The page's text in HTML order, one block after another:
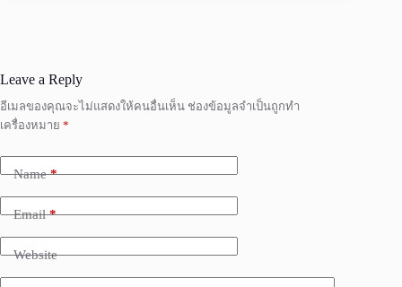
Leave a Reply
อีเมลของคุณจะไม่แสดงให้คนอื่นเห็น ช่องข้อมูลจำเป็นถูกทำ
เครื่องหมาย *
Name*
Email*
Website